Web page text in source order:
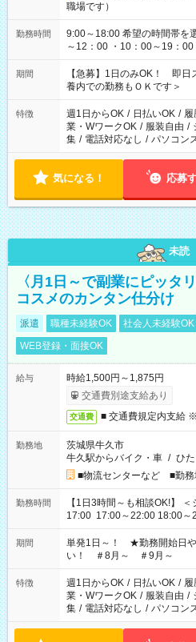
職場です）
勤務時間
9:00～18:00 希望の時間帯を選べます！ ＜シフト例＞ ・8：30
～12：00 ・10：00～19：
22：00 ・22：00～翌6：00
期間
【急募】1日のみOK！ 即
養内での勤務もＯＫです＞
特徴 週1日からOK / 日払いOK / 履
業・WワークOK / 服装自由 /
集 / 電話対応なし / パソコン
気になる！ 応募
未読
〈月1日～で副業にピッタ
コスメのカンタン仕分け
派遣 職種未経験OK 社会人未経験OK
WEB登録・面接OK
給与
時給1,500円～1,875円
交通費別途支給あり
交通費 ■ 交通費規定内支給
勤務地
茨城県牛久市
牛久駅からバイク・車 / ひ
■物流センターなど ■勤務
勤務時間
【1日3時間～も相談OK!】 ＜シフト例＞ 9:00～12:00 12:00～
17:00 17:00～22:00 18:00～21:00 など こち
お気軽にご相談ください！
期間
単発1日～！ ★勤務開始日や
い！ ＃8月～ ＃9月～
特徴 週1日からOK / 日払いOK / 履
業・WワークOK / 服装自由 /
集 / 電話対応なし / パソコン